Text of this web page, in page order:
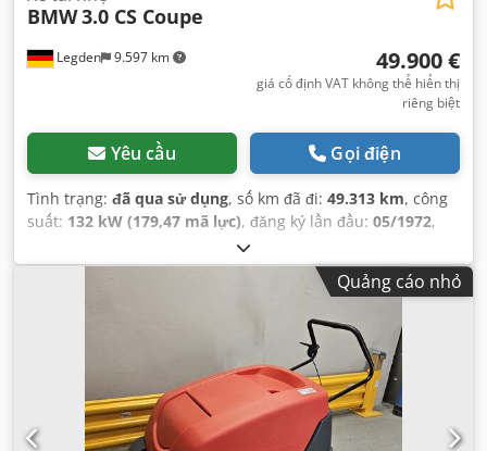
Legden 9.597 km
BMW3.0 CS Coupe
49.900 €
giá cố định VAT không thể hiển thị
riêng biệt
Yêu cầu Gọi điện
Tình trạng: đã qua sử dụng, số km đã đi: 49.313 km, công
suất: 132 kW (179,47 mã lực), đăng ký lần đầu: 05/1972,
, kiểm định tiếp theo (TÜV):
màu sắc:bạc, loại truyền động bánh răng:tự động, số chỗ
Quảng cáo nhỏ